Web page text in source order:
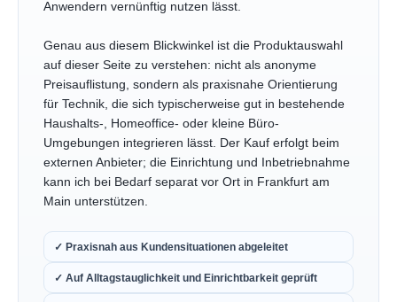
Anwendern vernünftig nutzen lässt.
Genau aus diesem Blickwinkel ist die Produktauswahl
auf dieser Seite zu verstehen: nicht als anonyme
Preisauflistung, sondern als praxisnahe Orientierung
für Technik, die sich typischerweise gut in bestehende
Haushalts-, Homeoffice- oder kleine Büro-
Umgebungen integrieren lässt. Der Kauf erfolgt beim
externen Anbieter; die Einrichtung und Inbetriebnahme
kann ich bei Bedarf separat vor Ort in Frankfurt am
Main unterstützen.
✓ Praxisnah aus Kundensituationen abgeleitet
✓ Auf Alltagstauglichkeit und Einrichtbarkeit geprüft